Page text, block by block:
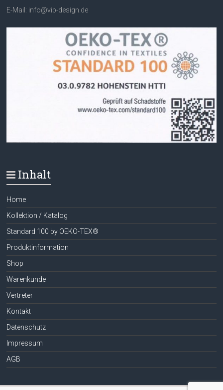
E-Mail: info@vip-design.de
Inhalt
Home
Kollektion / Katalog
Standard 100 by OEKO-TEX®
Produktinformation
Shop
Warenkunde
Vertreter
Kontakt
Datenschutz
Impressum
AGB